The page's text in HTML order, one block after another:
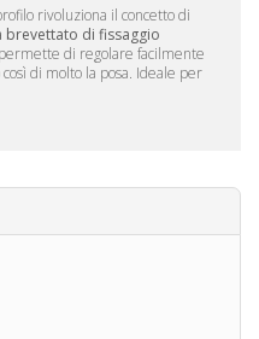
rivoluziona il concetto di
brevettato di fissaggio
permette di regolare facilmente
di molto la posa. Ideale per